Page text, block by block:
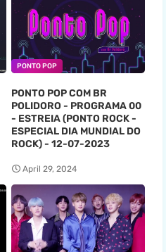
PONTO POP
PONTO POP COM BR
POLIDORO - PROGRAMA 00
- ESTREIA (PONTO ROCK -
ESPECIAL DIA MUNDIAL DO
ROCK) - 12-07-2023
April 29, 2024